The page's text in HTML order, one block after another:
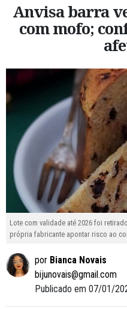
Anvisa barra
com mofo;
Lote com validade até 2026 foi
própria fabricante apontar risco ao
por Bianca Novais
bijunovais@gmail.com
Publicado em 07/01/